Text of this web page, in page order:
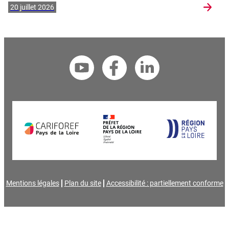
20 juillet 2026
Mentions légales Plan du site Accessibilité : partiellement conforme